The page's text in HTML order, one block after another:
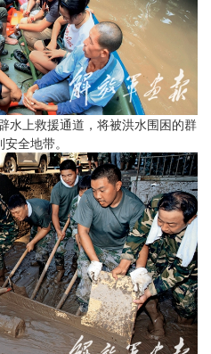
水上救援通道，将被洪水围困的群
全地带。